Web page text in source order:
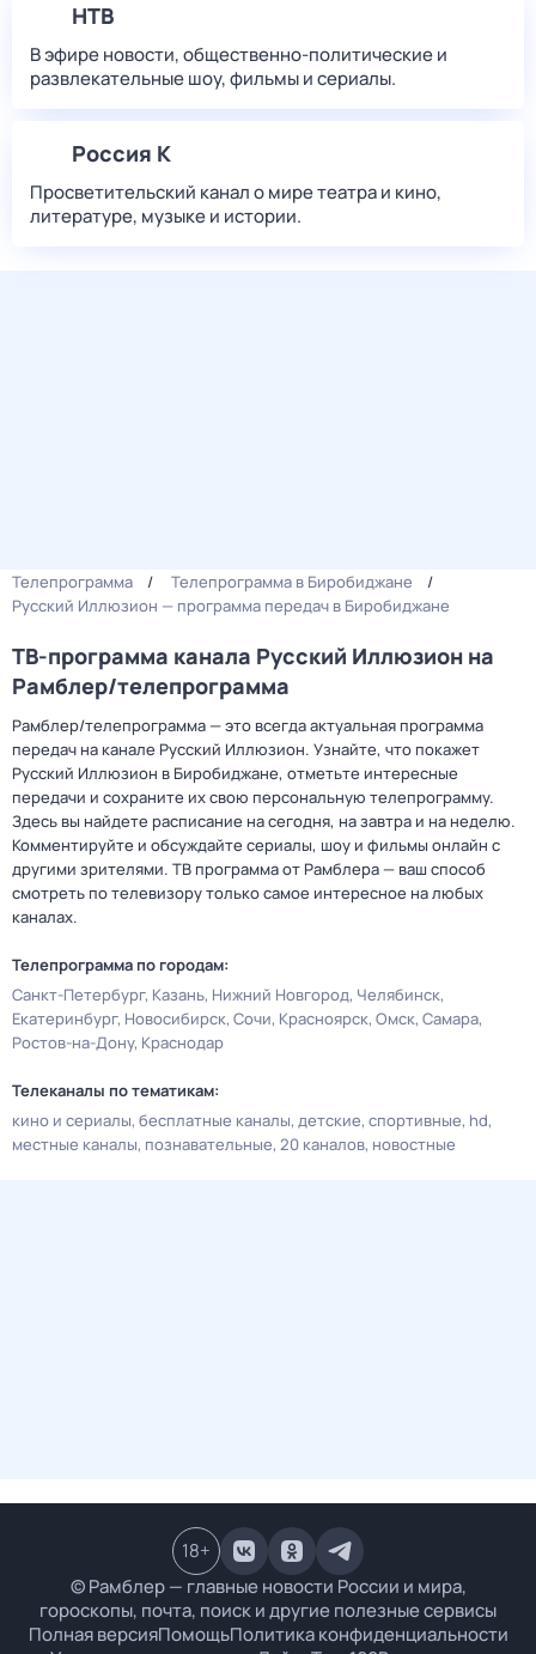
НТВ
В эфире новости, общественно-политические и
развлекательные шоу, фильмы и сериалы.
Россия К
Просветительский канал о мире театра и кино,
литературе, музыке и истории.
Телепрограмма
Телепрограмма в Биробиджане
Русский Иллюзион — программа передач в Биробиджане
ТВ-программа канала Русский Иллюзион на
Рамблер/телепрограмма
Рамблер/телепрограмма — это всегда актуальная программа
передач на канале Русский Иллюзион. Узнайте, что покажет
Русский Иллюзион в Биробиджане, отметьте интересные
передачи и сохраните их свою персональную телепрограмму.
Здесь вы найдете расписание на сегодня, на завтра и на неделю.
Комментируйте и обсуждайте сериалы, шоу и фильмы онлайн с
другими зрителями. ТВ программа от Рамблера — ваш способ
смотреть по телевизору только самое интересное на любых
каналах.
Телепрограмма по городам:
Санкт-Петербург Казань Нижний Новгород Челябинск
Екатеринбург Новосибирск Сочи Красноярск Омск Самара
Ростов-на-Дону Краснодар
Телеканалы по тематикам:
кино и сериалы бесплатные каналы детские спортивные hd
местные каналы познавательные 20 каналов новостные
© Рамблер — главные новости России и мира,
гороскопы, почта, поиск и другие полезные сервисы
Полная версияПомощьПолитика конфиденциальности
18+